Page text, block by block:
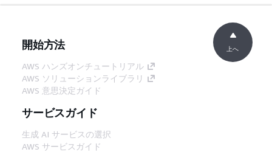
開始方法
AWS ハンズオンチュートリアル
AWS ソリューションライブラリ
AWS 意思決定ガイド
サービスガイド
生成 AI サービスの選択
AWS サービスガイド
上へ